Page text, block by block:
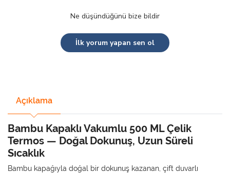
Ne düşündüğünü bize bildir
İlk yorum yapan sen ol
Açıklama
Bambu Kapaklı Vakumlu 500 ML Çelik
Termos — Doğal Dokunuş, Uzun Süreli
Sıcaklık
Bambu kapağıyla doğal bir dokunuş kazanan, çift duvarlı